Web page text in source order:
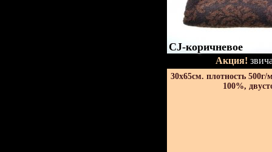
CJ-коричневое
Акция!
30х65см. плотность 500г/
100%,